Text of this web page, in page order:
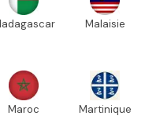
Malaisie
Maroc Martinique